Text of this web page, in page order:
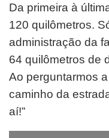
Da primeira à
120 quilômetros.
administração da
64 quilômetros de
Ao perguntarmos
caminho da
aí!”
Lago na cidade